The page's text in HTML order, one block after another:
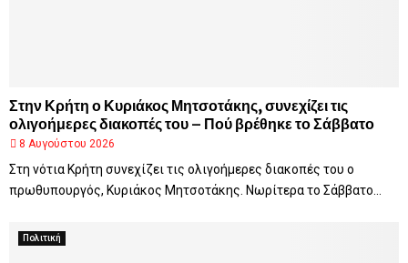
Στην Κρήτη ο Κυριάκος Μητσοτάκης, συνεχίζει τις
ολιγοήμερες διακοπές του – Πού βρέθηκε το Σάββατο
8 Αυγούστου 2026
Στη νότια Κρήτη συνεχίζει τις ολιγοήμερες διακοπές του ο
πρωθυπουργός, Κυριάκος Μητσοτάκης. Νωρίτερα το Σάββατο...
Πολιτική